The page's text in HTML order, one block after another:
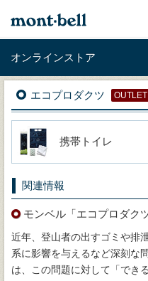
オンラインストア
エコプロダクツ OUTLET
携帯トイレ
関連情報
モンベル「エコプロダクツ
近年、登山者の出すゴミや排
系に影響を与えるなど深刻な
は、この問題に対して「でき